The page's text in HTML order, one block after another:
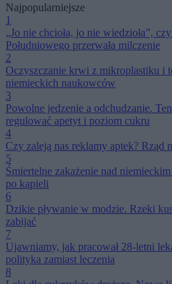
Najpopularniejsze
1
„Jo nie chcioła, jo nie wiedzioła”,
Południowego przerwała milczenie
2
Oczyszczanie krwi z mikroplastiku i
niemieckich naukowców
3
Powolne jedzenie a odchudzanie.
regulować apetyt i poziom cukru
4
Czy zaleją nas reklamy aptek? Rząd
5
Śmiertelne zakażenie nad
po kąpieli
6
Dzikie pływanie w modzie. Rzeki
zabijać
7
Ujawniamy, jak pracował 28-letni
polityka zamiast leczenia
8